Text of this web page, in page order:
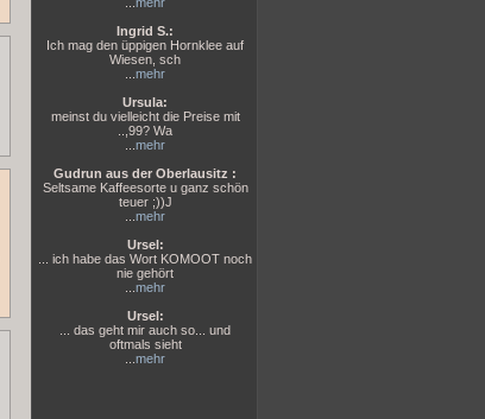
Ingrid S.:
Ich mag den üppigen Hornklee auf
Wiesen, sch
mehr
Ursula:
meinst du vielleicht die Preise mit
..,99? Wa
mehr
Gudrun aus der Oberlausitz :
Seltsame Kaffeesorte u ganz schön
teuer ;))J
mehr
Ursel:
... ich habe das Wort KOMOOT noch
nie gehört
mehr
Ursel:
... das geht mir auch so... und
oftmals sieht
mehr